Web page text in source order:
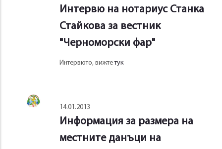
Интервю на нотариус Станка
Стайкова за вестник
"Черноморски фар"
Интервюто, вижтетук
14.01.2013
Информация за размера на
местните данъци на